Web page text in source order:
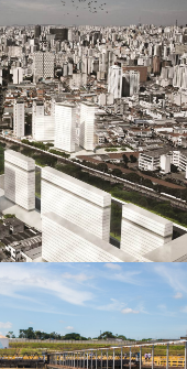
- Centro de SP)
Alto Tietê - ETA